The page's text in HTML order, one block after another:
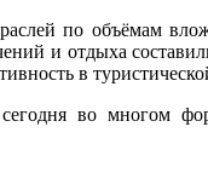
по объёмам
и отдыха
в
во многом